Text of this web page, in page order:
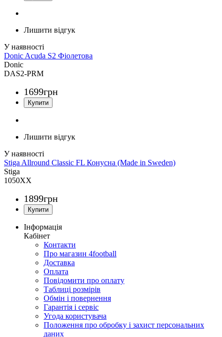
Лишити відгук
Donic Acuda S2 Фіолетова
Donic
DAS2-PRM
1699грн
Лишити відгук
Stiga Allround Classic FL Конусна (Made in Sweden)
Stiga
1050XX
1899грн
Інформація
Кабінет
Контакти
Про магазин 4football
Доставка
Оплата
Повідомити про оплату
Таблиці розмірів
Обмін і повернення
Гарантія і сервіс
Угода користувача
Положення про обробку і захист персональних
даних